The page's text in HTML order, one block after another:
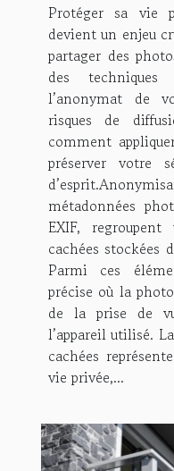
Protéger sa vie
devient un enjeu
partager des
des techniques
l’anonymat de
risques de
comment
préserver votre
métadonnées
EXIF,
cachées stockées
Parmi ces
précise où la
de la prise de
l’appareil utilisé.
cachées
vie privée,...